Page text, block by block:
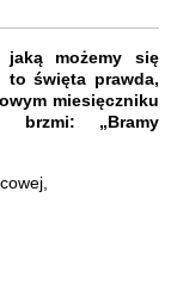
jaką możemy się
to święta prawda,
miesięczniku
brzmi: „Bramy